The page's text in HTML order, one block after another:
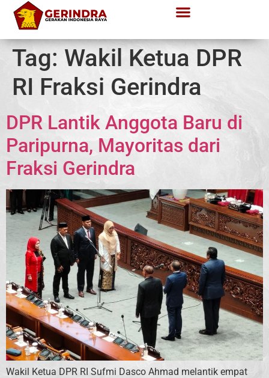
Tag: Wakil Ketua DPR
RI Fraksi Gerindra
DPR Lantik Anggota Baru di
Paripurna, Mayoritas dari
Fraksi Gerindra
Wakil Ketua DPR RI Sufmi Dasco Ahmad melantik empat